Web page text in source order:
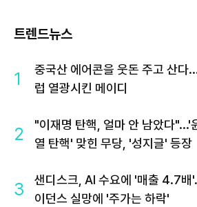
트렌드뉴스
1
중국산 에어콘을 웃돈 주고 산다
럽 열광시킨 메이디
2
"이재명 탄핵, 얼마 안 남았다"...'
열 탄핵' 맞힌 무당, '성지글' 등장
3
샌디스크, AI 수요에 '매출 4.7배
이던스 실망에 '주가는 하락'